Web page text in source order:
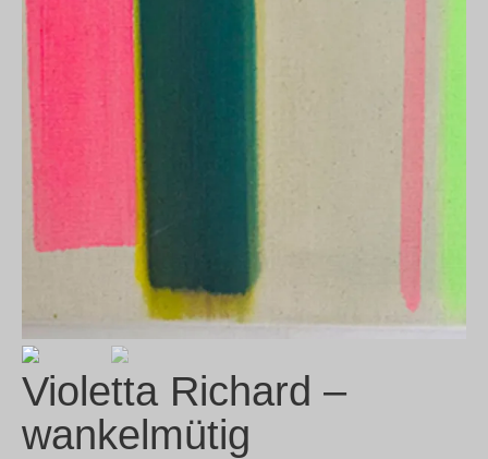
ArtShopper®
Violetta Richard –
wankelmütig